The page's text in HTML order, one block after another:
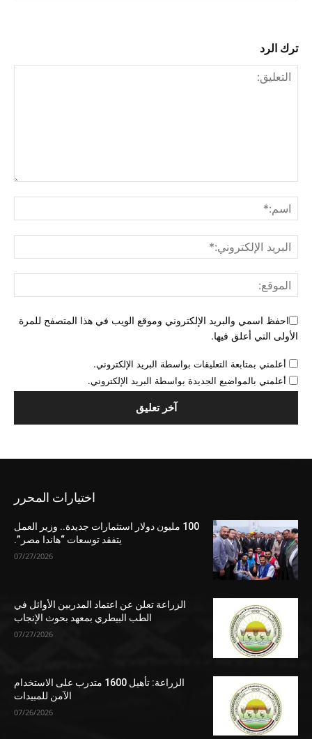
ترك الرد
احفظ اسمي والبريد الإلكتروني وموقع الويب في هذا المتصفح للمرة
الأولى التي أعلق فيها.
أعلمني بمتابعة التعليقات بواسطة البريد الإلكتروني.
أعلمني بالمواضيع الجديدة بواسطة البريد الإلكتروني.
اختيارات المحرر
100 مليون دولار استثمارات جديدة.. وزير العمل
يتفقد توسعات “هاندا مصر”.
07/27/2026
الزراعة تعلن عن اعتماد المدربين الأوائل في
الطب البيطري بمعهد بحوث الإنجاب
07/27/2026
الزراعة: تأهيل 1600 متدرب على الاستخدام
الآمن للمبيدات
07/26/2026